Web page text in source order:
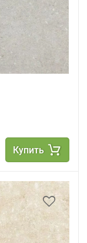
Купить